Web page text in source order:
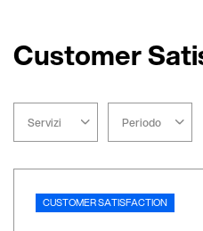
Customer
Servizi Periodo
CUSTOMER SATISFACTION